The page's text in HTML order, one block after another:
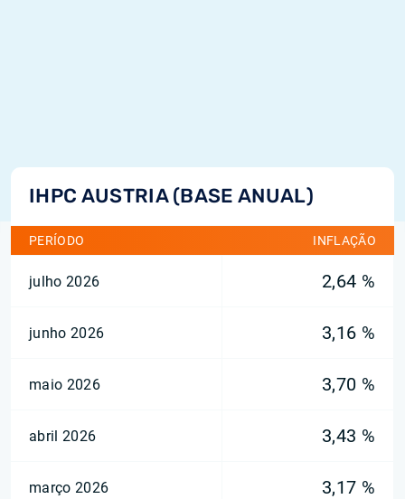
IHPC AUSTRIA (BASE ANUAL)
PERÍODO INFLAÇÃO
julho 2026 2,64 %
junho 2026 3,16 %
maio 2026 3,70 %
abril 2026 3,43 %
março 2026 3,17 %